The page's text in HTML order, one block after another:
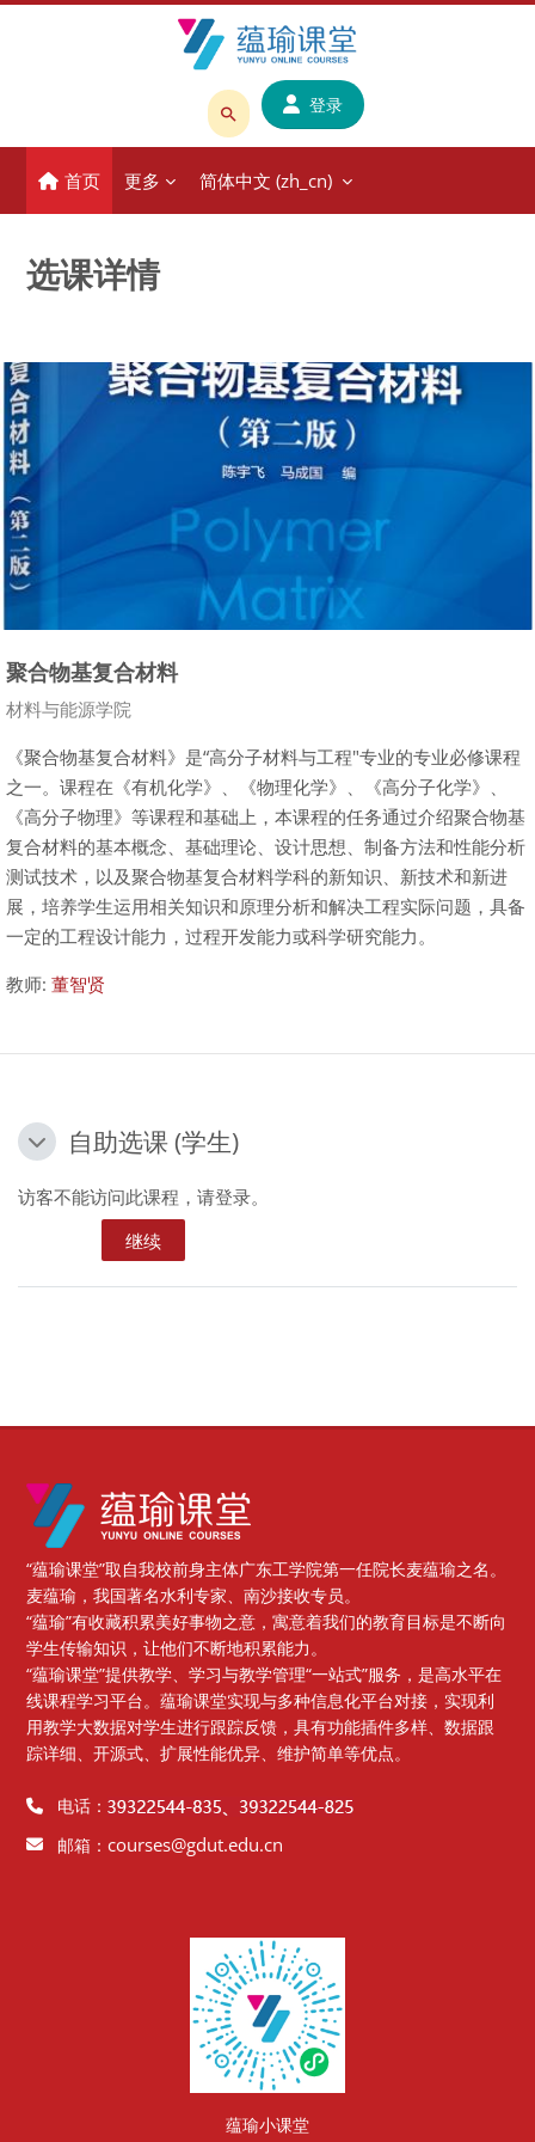
搜
课
程
称
登录
首页 更多 简体中文 ‎(zh_cn)‎
选课详情
聚合物基复合材料
课程类别
材料与能源学院
《聚合物基复合材料》是“高分子材料与工程"专业的专业必修课程
之一。课程在《有机化学》、《物理化学》、《高分子化学》、
《高分子物理》等课程和基础上，本课程的任务通过介绍聚合物基
复合材料的基本概念、基础理论、设计思想、制备方法和性能分析
测试技术，以及聚合物基复合材料学科的新知识、新技术和新进
展，培养学生运用相关知识和原理分析和解决工程实际问题，具备
一定的工程设计能力，过程开发能力或科学研究能力。
教师: 董智贤
自助选课 (学生)
自助选课 (学生)
自助选课 (学生)
访客不能访问此课程，请登录。
继续
版块
“蕴瑜课堂”取自我校前身主体广东工学院第一任院长麦蕴瑜之名。
麦蕴瑜，我国著名水利专家、南沙接收专员。
“蕴瑜”有收藏积累美好事物之意，寓意着我们的教育目标是不断向
学生传输知识，让他们不断地积累能力。
“蕴瑜课堂”提供教学、学习与教学管理“一站式”服务，是高水平在
线课程学习平台。蕴瑜课堂实现与多种信息化平台对接，实现利
用教学大数据对学生进行跟踪反馈，具有功能插件多样、数据跟
踪详细、开源式、扩展性能优异、维护简单等优点。
电话：
邮箱：courses@gdut.edu.cn
蕴瑜小课堂